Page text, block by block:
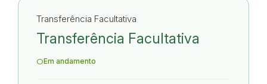
Transferência Facultativa
Transferência Facultativa
Em andamento